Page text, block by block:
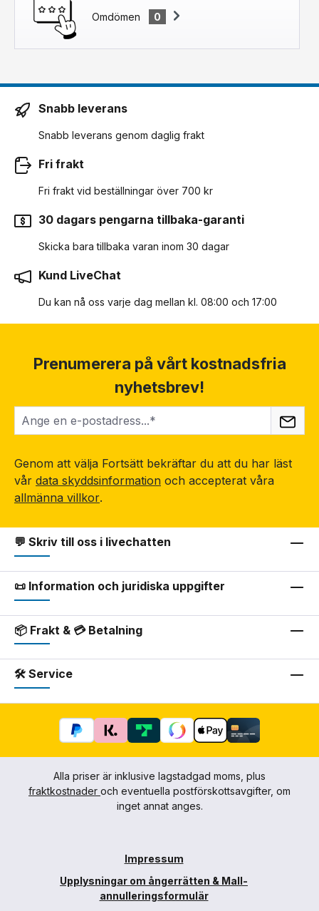
Omdömen 0
Snabb leverans
Snabb leverans genom daglig frakt
Fri frakt
Fri frakt vid beställningar över 700 kr
30 dagars pengarna tillbaka-garanti
Skicka bara tillbaka varan inom 30 dagar
Kund LiveChat
Du kan nå oss varje dag mellan kl. 08:00 och 17:00
Prenumerera på vårt kostnadsfria
nyhetsbrev!
Genom att välja Fortsätt bekräftar du att du har läst
vår data skyddsinformation och accepterat våra
allmänna villkor.
💬 Skriv till oss i livechatten
📜 Information och juridiska uppgifter
📦 Frakt & 💳 Betalning
🛠 Service
Alla priser är inklusive lagstadgad moms, plus
fraktkostnader och eventuella postförskottsavgifter, om
inget annat anges.
Impressum
Upplysningar om ångerrätten & Mall-
annulleringsformulär